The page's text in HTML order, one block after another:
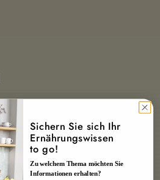
Sichern Sie sich Ihr
Ernährungswissen
to go!
Zu welchem Thema möchten Sie
Informationen erhalten?